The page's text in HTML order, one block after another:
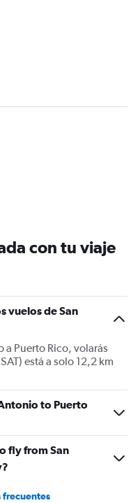
con tu viaje
vuelos de San
a Puerto Rico, volarás
está a solo 12,2 km
to Puerto
fly from San
frecuentes